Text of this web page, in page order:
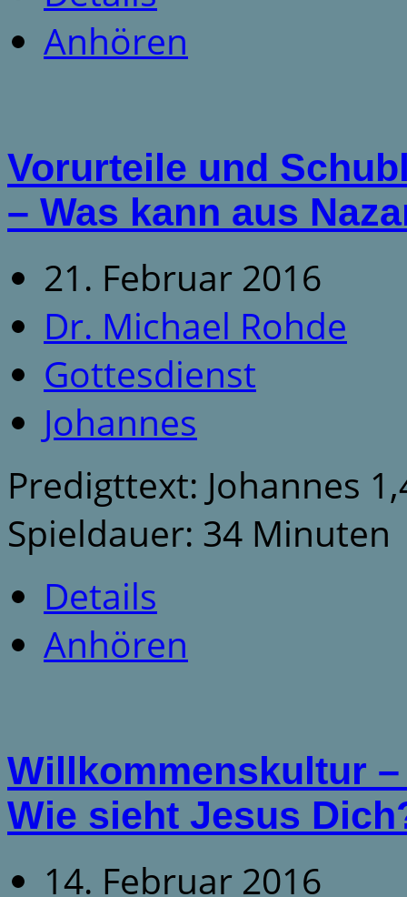
Anhören
Vorurteile und
– Was kann aus
21. Februar 2016
Dr. Michael Rohde
Gottesdienst
Johannes
Predigttext: Johannes
Spieldauer: 34 Minuten
Details
Anhören
Willkommenskultur
Wie sieht Jesus
14. Februar 2016